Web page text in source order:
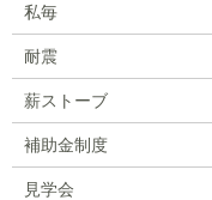
私毎
耐震
薪ストーブ
補助金制度
見学会